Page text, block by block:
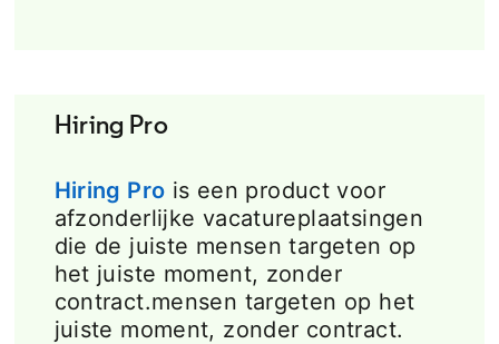
Hiring Pro
Hiring Pro is een product voor
afzonderlijke vacatureplaatsingen
die de juiste mensen targeten op
het juiste moment, zonder
contract.mensen targeten op het
juiste moment, zonder contract.